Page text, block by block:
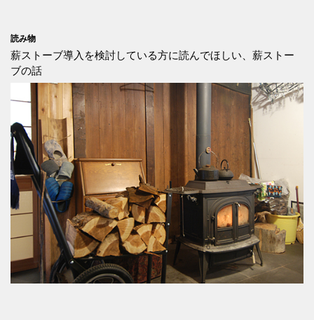
読み物
薪ストーブ導入を検討している方に読んでほしい、薪ストー
ブの話